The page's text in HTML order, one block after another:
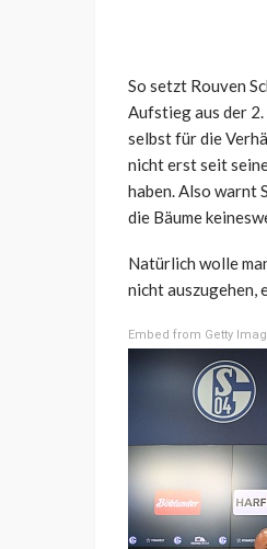
So setzt Rouven
Aufstieg aus der 2.
selbst für die
nicht erst seit
haben. Also warnt
die Bäume
Natürlich wolle
nicht auszugehen,
Embed from Getty